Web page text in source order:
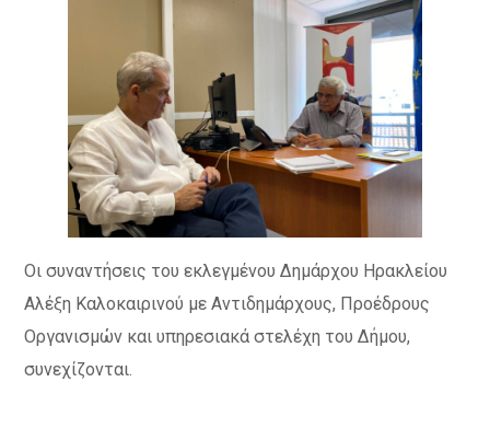
Οι συναντήσεις του εκλεγμένου Δημάρχου Ηρακλείου
Αλέξη Καλοκαιρινού με Αντιδημάρχους, Προέδρους
Οργανισμών και υπηρεσιακά στελέχη του Δήμου,
συνεχίζονται.